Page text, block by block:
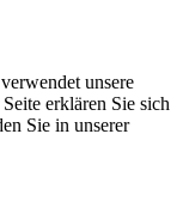
unsere
erklären Sie sich
Sie in unserer